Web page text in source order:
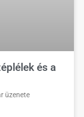
és a
üzenete